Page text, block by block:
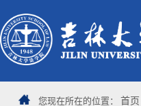
您现在所在的位置： 首页